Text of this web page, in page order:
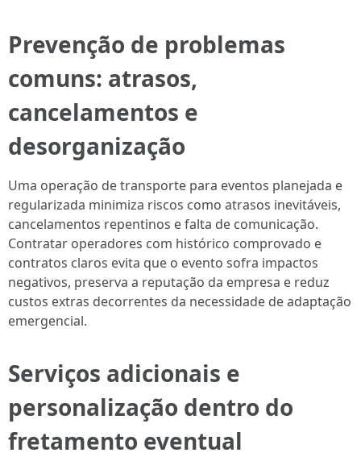
Prevenção de problemas
comuns: atrasos,
cancelamentos e
desorganização
Uma operação de transporte para eventos planejada e
regularizada minimiza riscos como atrasos inevitáveis,
cancelamentos repentinos e falta de comunicação.
Contratar operadores com histórico comprovado e
contratos claros evita que o evento sofra impactos
negativos, preserva a reputação da empresa e reduz
custos extras decorrentes da necessidade de adaptação
emergencial.
Serviços adicionais e
personalização dentro do
fretamento eventual